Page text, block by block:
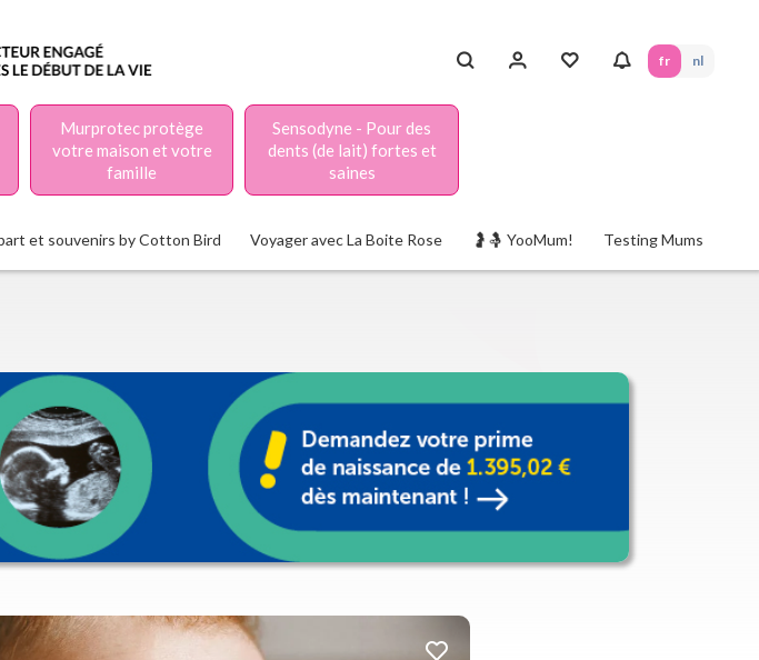
fr nl
Murprotec protège
votre maison et votre
famille
Sensodyne - Pour des
dents (de lait) fortes et
saines
et souvenirs by Cotton Bird Voyager avec La Boite Rose 🤰🤱 YooMum! Testing Mums